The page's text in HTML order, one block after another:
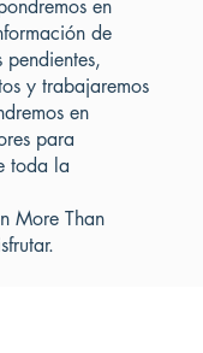
en
de
y trabajaremos
en
para
toda la
More Than